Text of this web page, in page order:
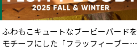
ふわもこキュートなブービーバードを
モチーフにした「フラッフィーブービ